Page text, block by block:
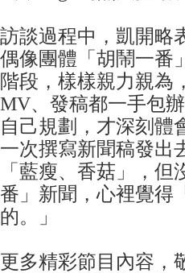
訪談過程中，凱開略
偶像團體「胡鬧一番
階段，樣樣親力親為
MV、發稿都一手包
自己規劃，才深刻體
一次撰寫新聞稿發出
「藍瘦、香菇」，
番」新聞，心裡覺得
的。」
更多精彩節目內容，